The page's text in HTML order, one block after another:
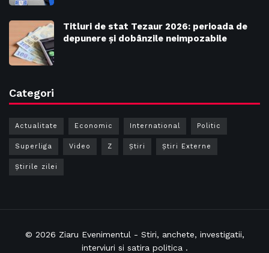
Titluri de stat Tezaur 2026: perioada de
depunere și dobânzile neimpozabile
Categori
Actualitate Economic International Politic
Superliga Video Z Ştiri Știri Externe
Știrile zilei
© 2026 Ziaru Evenimentul - Stiri, anchete, investigatii,
interviuri si satira politica .